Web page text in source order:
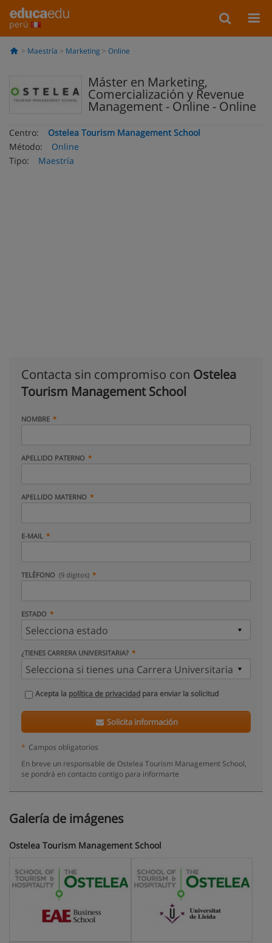
perú
Maestría Marketing Online
Máster en Marketing,
Comercialización y Revenue
Management - Online - Online
Centro:
Ostelea Tourism Management School
Método:
Online
Tipo:
Maestría
Contacta sin compromiso con Ostelea
Tourism Management School
NOMBRE
APELLIDO PATERNO
APELLIDO MATERNO
E-MAIL
TELÉFONO (9 dígitos)
ESTADO
¿TIENES CARRERA UNIVERSITARIA?
Acepta la política de privacidad para enviar la solicitud
Solicita información
* Campos obligatorios
En breve un responsable de Ostelea Tourism Management School,
se pondrá en contacto contigo para informarte
Galería de imágenes
Ostelea Tourism Management School